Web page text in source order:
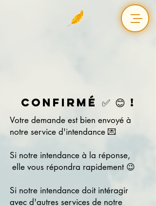
Confirmé ✅ 😊 !
Votre demande est bien envoyé à
notre service d'intendance 💌
Si notre intendance à la réponse,
elle vous répondra rapidement 😉
Si notre intendance doit intéragir
avec d'autres services de notre